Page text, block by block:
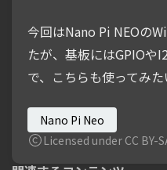
今回はNano Pi NEOの
たが、基板にはGPIOや
で、こちらも使ってみた
Nano Pi Neo
Licensed under CC BY-